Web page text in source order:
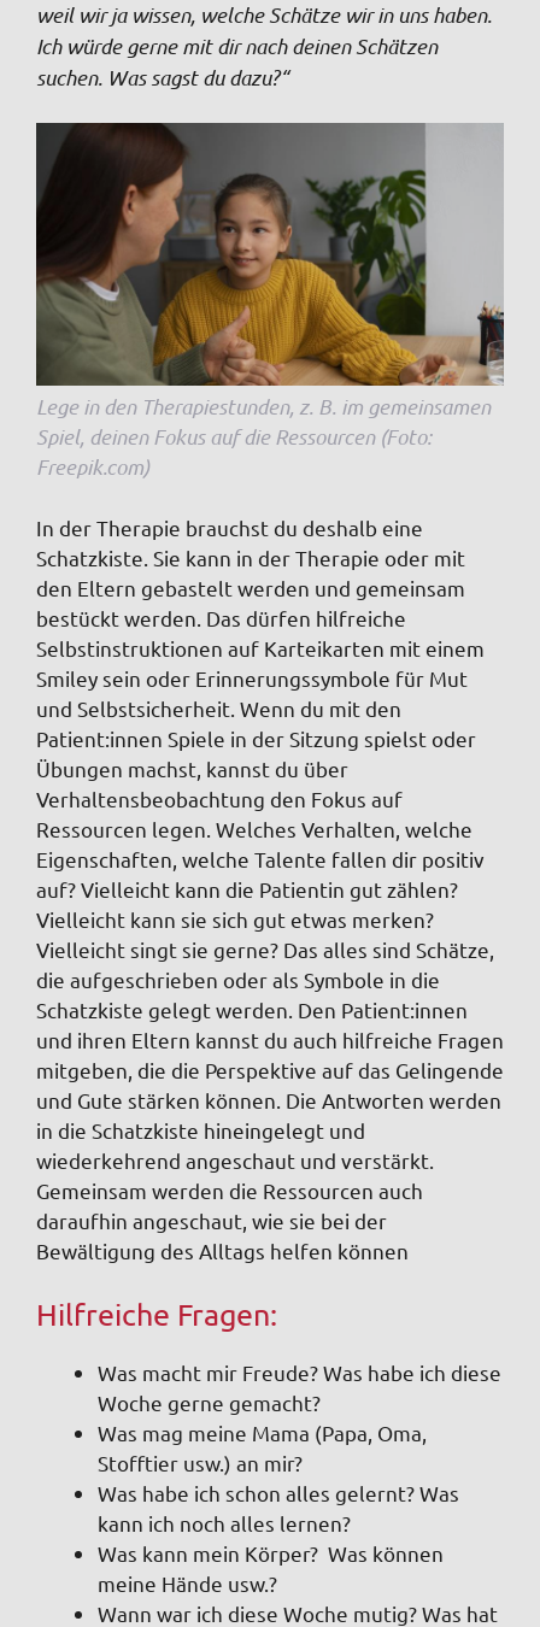
weil wir ja wissen, welche Schätze wir in uns haben.
Ich würde gerne mit dir nach deinen Schätzen
suchen. Was sagst du dazu?“
Lege in den Therapiestunden, z. B. im gemeinsamen
Spiel, deinen Fokus auf die Ressourcen (Foto:
Freepik.com)
In der Therapie brauchst du deshalb eine
Schatzkiste. Sie kann in der Therapie oder mit
den Eltern gebastelt werden und gemeinsam
bestückt werden. Das dürfen hilfreiche
Selbstinstruktionen auf Karteikarten mit einem
Smiley sein oder Erinnerungssymbole für Mut
und Selbstsicherheit. Wenn du mit den
Patient:innen Spiele in der Sitzung spielst oder
Übungen machst, kannst du über
Verhaltensbeobachtung den Fokus auf
Ressourcen legen. Welches Verhalten, welche
Eigenschaften, welche Talente fallen dir positiv
auf? Vielleicht kann die Patientin gut zählen?
Vielleicht kann sie sich gut etwas merken?
Vielleicht singt sie gerne? Das alles sind Schätze,
die aufgeschrieben oder als Symbole in die
Schatzkiste gelegt werden. Den Patient:innen
und ihren Eltern kannst du auch hilfreiche Fragen
mitgeben, die die Perspektive auf das Gelingende
und Gute stärken können. Die Antworten werden
in die Schatzkiste hineingelegt und
wiederkehrend angeschaut und verstärkt.
Gemeinsam werden die Ressourcen auch
daraufhin angeschaut, wie sie bei der
Bewältigung des Alltags helfen können
Hilfreiche Fragen:
Was macht mir Freude? Was habe ich diese
Woche gerne gemacht?
Was mag meine Mama (Papa, Oma,
Stofftier usw.) an mir?
Was habe ich schon alles gelernt? Was
kann ich noch alles lernen?
Was kann mein Körper? Was können
meine Hände usw.?
Wann war ich diese Woche mutig? Was hat